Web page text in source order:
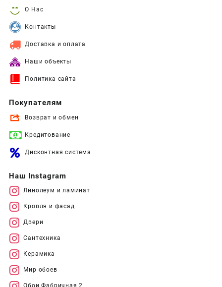
О Нас
Контакты
Доставка и оплата
Наши объекты
Политика сайта
Покупателям
Возврат и обмен
Кредитование
Дисконтная система
Наш Instagram
Линолеум и ламинат
Кровля и фасад
Двери
Сантехника
Керамика
Мир обоев
Обои Фабричная 2